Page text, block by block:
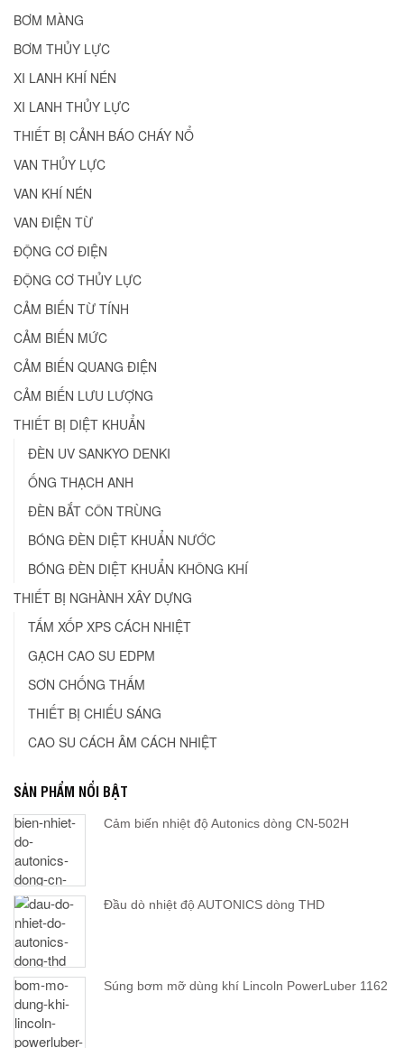
BƠM MÀNG
BƠM THỦY LỰC
XI LANH KHÍ NÉN
XI LANH THỦY LỰC
THIẾT BỊ CẢNH BÁO CHÁY NỔ
VAN THỦY LỰC
VAN KHÍ NÉN
VAN ĐIỆN TỪ
ĐỘNG CƠ ĐIỆN
ĐỘNG CƠ THỦY LỰC
CẢM BIẾN TỪ TÍNH
CẢM BIẾN MỨC
CẢM BIẾN QUANG ĐIỆN
CẢM BIẾN LƯU LƯỢNG
THIẾT BỊ DIỆT KHUẨN
ĐÈN UV SANKYO DENKI
ỐNG THẠCH ANH
ĐÈN BẮT CÔN TRÙNG
BÓNG ĐÈN DIỆT KHUẨN NƯỚC
BÓNG ĐÈN DIỆT KHUẨN KHÔNG KHÍ
THIẾT BỊ NGHÀNH XÂY DỰNG
TẤM XỐP XPS CÁCH NHIỆT
GẠCH CAO SU EDPM
SƠN CHỐNG THẤM
THIẾT BỊ CHIẾU SÁNG
CAO SU CÁCH ÂM CÁCH NHIỆT
SẢN PHẨM NỔI BẬT
Cảm biến nhiệt độ Autonics dòng CN-502H
Đầu dò nhiệt độ AUTONICS dòng THD
Súng bơm mỡ dùng khí Lincoln PowerLuber 1162